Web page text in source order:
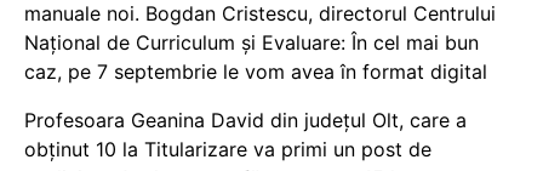
manuale noi. Bogdan Cristescu, directorul Centrului
Național de Curriculum și Evaluare: În cel mai bun
caz, pe 7 septembrie le vom avea în format digital
Profesoara Geanina David din județul Olt, care a
obținut 10 la Titularizare va primi un post de